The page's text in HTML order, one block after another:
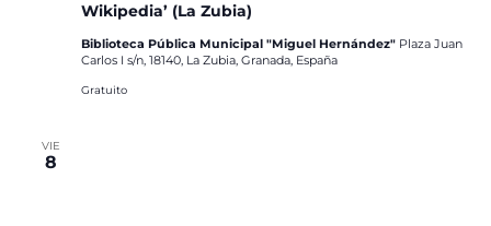
Wikipedia’ (La Zubia)
Biblioteca Pública Municipal "Miguel Hernández" Plaza Juan
Carlos I s/n, 18140, La Zubia, Granada, España
Gratuito
VIE
8